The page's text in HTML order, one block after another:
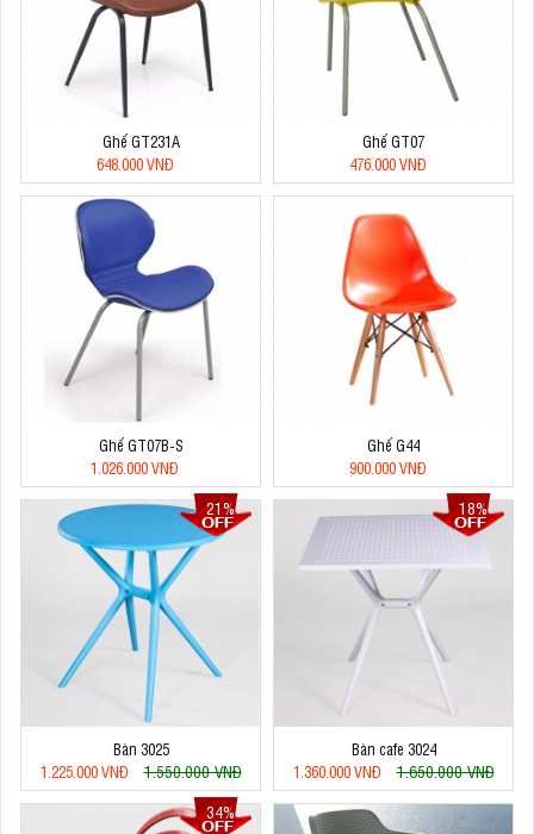
Ghế GT231A
648.000 VNĐ
Ghế GT07
476.000 VNĐ
Ghế GT07B-S
1.026.000 VNĐ
Ghế G44
900.000 VNĐ
21%
Bàn 3025
1.225.000 VNĐ
1.550.000 VNĐ
18%
Bàn cafe 3024
1.360.000 VNĐ
1.650.000 VNĐ
34%